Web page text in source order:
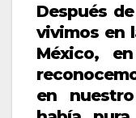
Después
vivimos en
México, en
en